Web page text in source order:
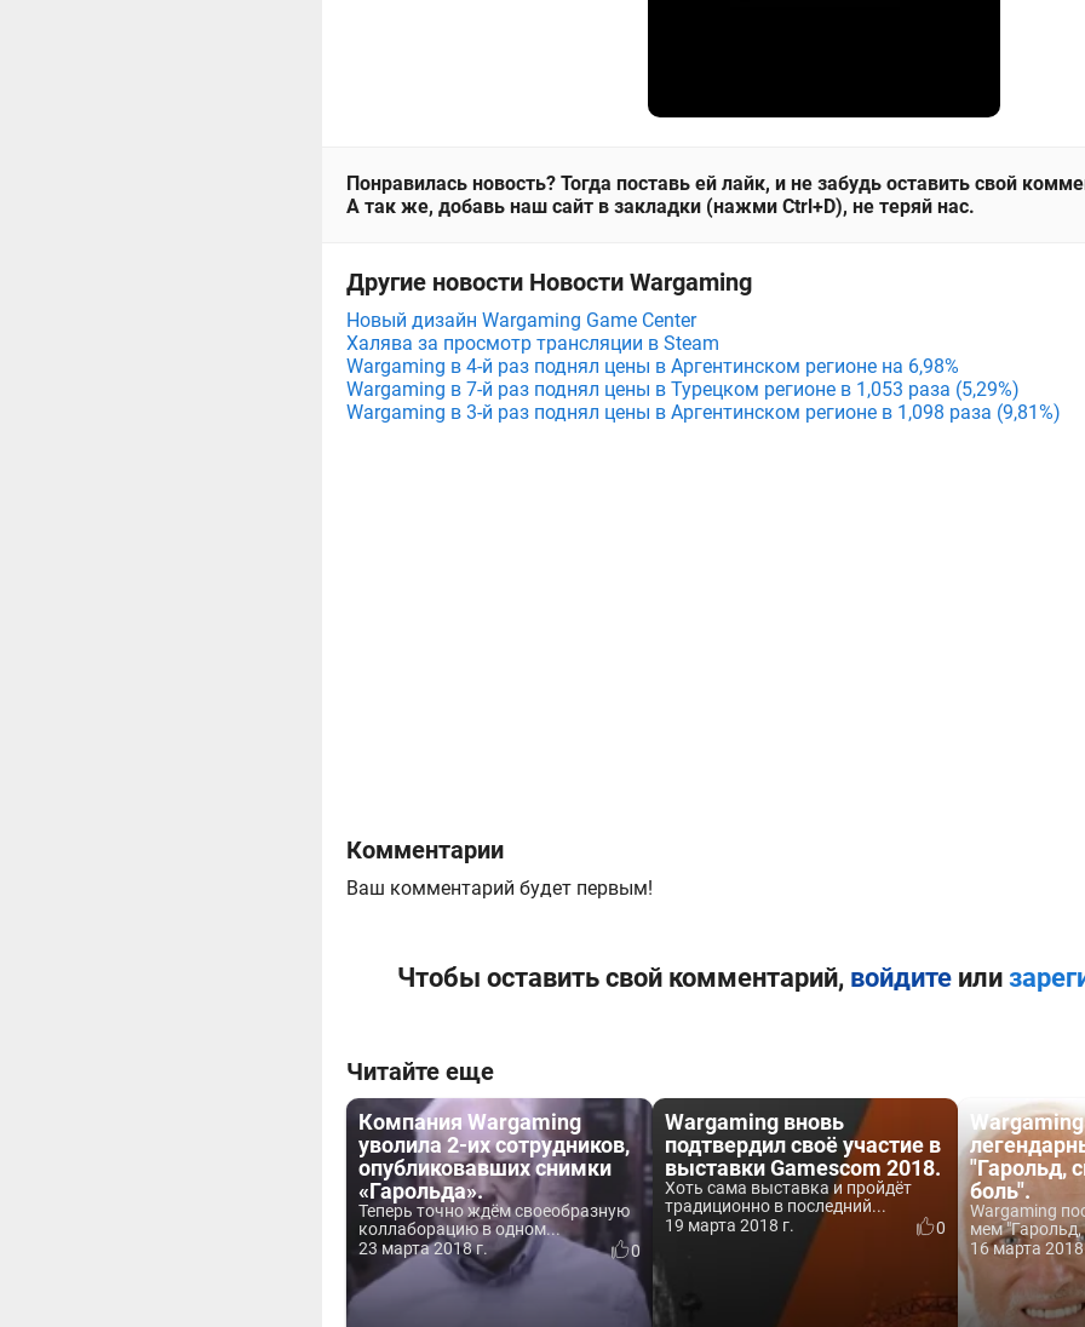
Понравилась новость? Тогда поставь ей лайк, и не забудь оставить свой
А так же, добавь наш сайт в закладки (нажми Ctrl+D), не теряй нас.
Другие новости Новости Wargaming
Новый дизайн Wargaming Game Center
Халява за просмотр трансляции в Steam
Wargaming в 4-й раз поднял цены в Аргентинском регионе на 6,98%
Wargaming в 7-й раз поднял цены в Турецком регионе в 1,053 раза (5,29%)
Wargaming в 3-й раз поднял цены в Аргентинском регионе в 1,098 раза (9,81%)
Комментарии
Ваш комментарий будет первым!
Чтобы оставить свой комментарий, войдитеили
Читайте еще
Компания Wargaming
уволила 2-их сотрудников,
опубликовавших снимки
«Гарольда».
Теперь точно ждём своеобразную
коллаборацию в одном...
23 марта 2018 г.
0
Wargaming вновь
подтвердил своё участие в
выставки Gamescom 2018.
Хоть сама выставка и пройдёт
традиционно в последний...
19 марта 2018 г.
0
"Гарольд,
боль".
Wargaming
мем
16 марта 2018